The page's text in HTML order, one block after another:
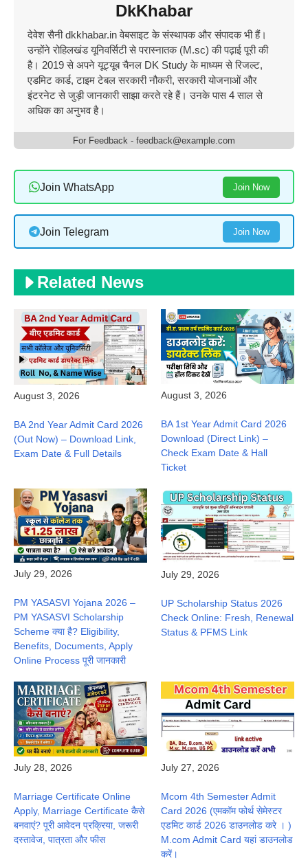
DkKhabar
देवेश सैनी dkkhabar.in वेबसाइट के संस्थापक और संपादक भी हैं।
उन्होंने रोहिलखंड यूनिवर्सिटी से परास्नातक (M.sc) की पढ़ाई पूरी की
है। 2019 से अपने यूट्यूब चैनल DK Study के माध्यम से रिजल्ट,
एडमिट कार्ड, टाइम टेबल सरकारी नौकरी, सरकारी योजनाओं और
इंटरनेट से जुड़ी जानकारी साझा करते रहे हैं। उनके पास 4 साल से
अधिक का अनुभव है।
For Feedback - feedback@example.com
Join WhatsApp Join Now
Join Telegram Join Now
Related News
August 3, 2026
BA 2nd Year Admit Card 2026
(Out Now) – Download Link,
Exam Date & Full Details
August 3, 2026
BA 1st Year Admit Card 2026
Download (Direct Link) –
Check Exam Date & Hall
Ticket
July 29, 2026
PM YASASVI Yojana 2026 –
PM YASASVI Scholarship
Scheme क्या है? Eligibility,
Benefits, Documents, Apply
Online Process पूरी जानकारी
July 29, 2026
UP Scholarship Status 2026
Check Online: Fresh, Renewal
Status & PFMS Link
July 28, 2026
Marriage Certificate Online
Apply, Marriage Certificate कैसे
बनवाएं? पूरी आवेदन प्रक्रिया, जरूरी
दस्तावेज, पात्रता और फीस
July 27, 2026
Mcom 4th Semester Admit
Card 2026 (एमकॉम फोर्थ सेमेस्टर
एडमिट कार्ड 2026 डाउनलोड करे । )
M.com Admit Card यहां डाउनलोड
करें।